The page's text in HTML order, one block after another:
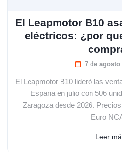
El Leapmotor B10
eléctricos: ¿por
7 de agosto
El Leapmotor B10 lideró las
España en julio con 506
Zaragoza desde 2026.
Euro
Leer